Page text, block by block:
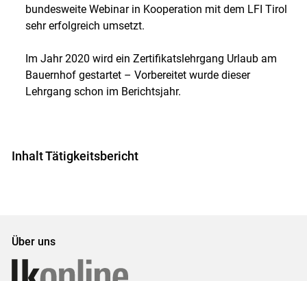
bundesweite Webinar in Kooperation mit dem LFI Tirol
sehr erfolgreich umsetzt.
Im Jahr 2020 wird ein Zertifikatslehrgang Urlaub am
Bauernhof gestartet – Vorbereitet wurde dieser
Lehrgang schon im Berichtsjahr.
Inhalt Tätigkeitsbericht
Über uns